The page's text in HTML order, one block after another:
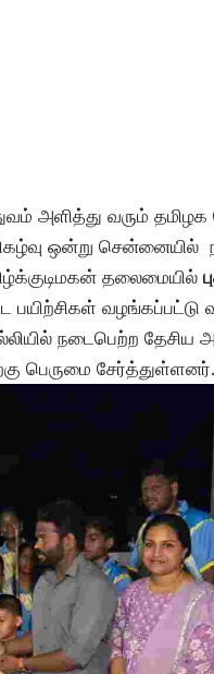
அளித்து வரும்
ஒன்று சென்னையில்
தலைமையில்
பயிற்சிகள் வழங்கப்பட்டு
நடைபெற்ற தேசிய
பெருமை சேர்த்துள்ளனர்.